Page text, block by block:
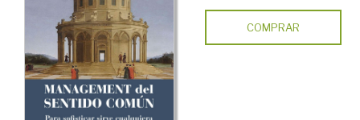
COMPRAR